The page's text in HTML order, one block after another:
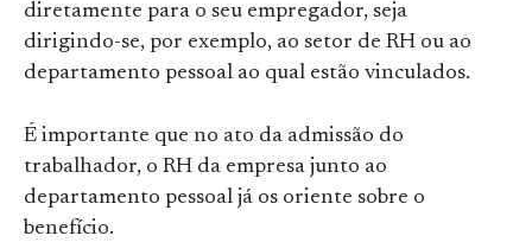
diretamente para o seu empregador, seja
dirigindo-se, por exemplo, ao setor de RH ou ao
departamento pessoal ao qual estão vinculados.
É importante que no ato da admissão do
trabalhador, o RH da empresa junto ao
departamento pessoal já os oriente sobre o
benefício.